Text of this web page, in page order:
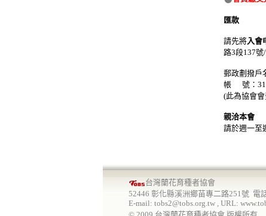
匯款
請先將入會
路3段137號/
郵政劃撥戶
帳 號：
(此為協會
親洽本會
請於週一至
台灣蘭花育種者協會
52446 彰化縣溪洲鄉苗專二路251號 電
E-mail: tobs2@tobs.org.tw , URL: